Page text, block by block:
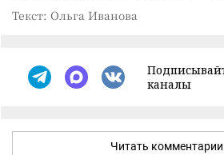
Текст: Ольга Иванова
каналы
Читать комментарии